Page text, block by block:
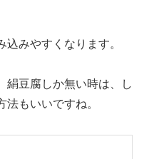
みやすくなります。
絹豆腐しか無い時は、し
もいいですね。